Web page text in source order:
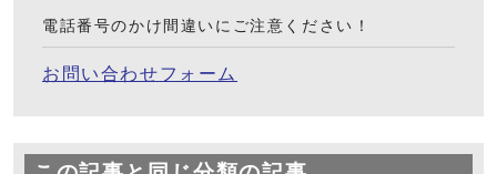
電話番号のかけ間違いにご注意ください！
お問い合わせフォーム